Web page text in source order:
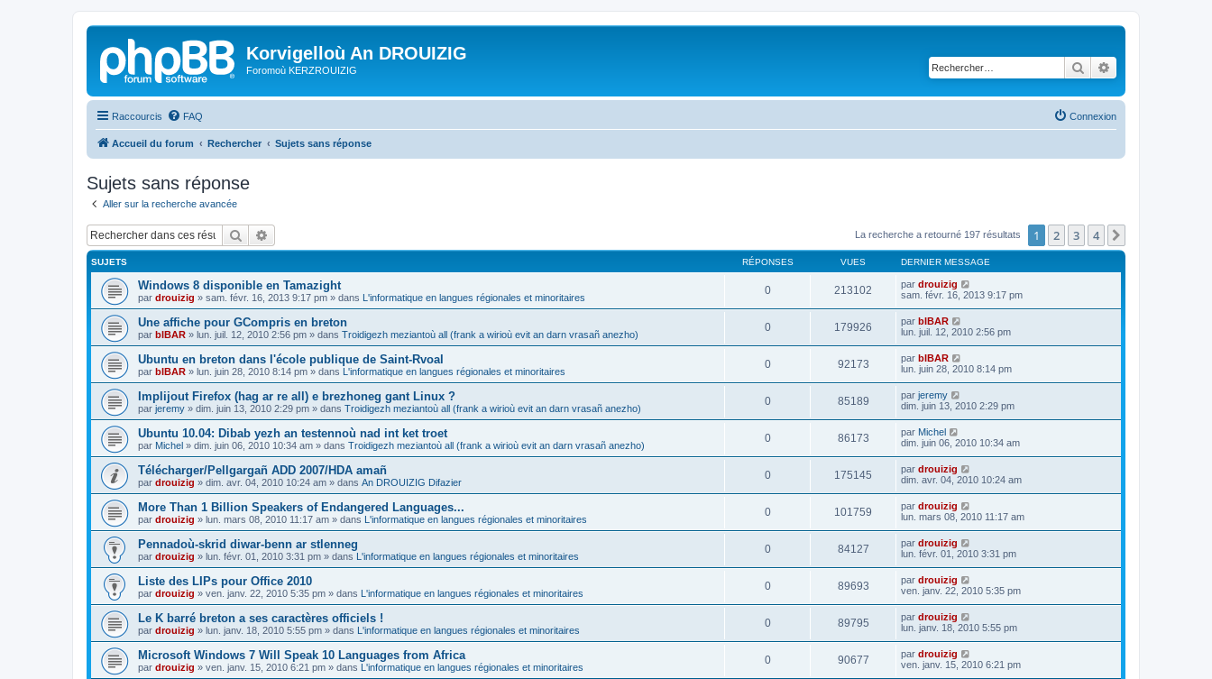
Korvigelloù An DROUIZIG
Foromoù KERZROUIZIG Rechercher
Raccourcis FAQ Connexion
Accueil du forum Rechercher Sujets sans réponse
Sujets sans réponse
Aller sur la recherche avancée
Rechercher La recherche a retourné 197 résultats 1 2 3 4
SUJETS RÉPONSES VUES DERNIER MESSAGE
Windows 8 disponible en Tamazight
par drouizig » sam. févr. 16, 2013 9:17 pm » dans L'informatique en langues régionales et minoritaires
0 213102 par drouizig
sam. févr. 16, 2013 9:17 pm
Une affiche pour GCompris en breton
par bIBAR » lun. juil. 12, 2010 2:56 pm » dans Troidigezh meziantoù all (frank a wirioù evit an darn vrasañ anezho)
0 179926 par bIBAR
lun. juil. 12, 2010 2:56 pm
Ubuntu en breton dans l'école publique de Saint-Rvoal
par bIBAR » lun. juin 28, 2010 8:14 pm » dans L'informatique en langues régionales et minoritaires
0 92173 par bIBAR
lun. juin 28, 2010 8:14 pm
Implijout Firefox (hag ar re all) e brezhoneg gant Linux ?
par jeremy » dim. juin 13, 2010 2:29 pm » dans Troidigezh meziantoù all (frank a wirioù evit an darn vrasañ anezho)
0 85189 par jeremy
dim. juin 13, 2010 2:29 pm
Ubuntu 10.04: Dibab yezh an testennoù nad int ket troet
par Michel » dim. juin 06, 2010 10:34 am » dans Troidigezh meziantoù all (frank a wirioù evit an darn vrasañ anezho)
0 86173 par Michel
dim. juin 06, 2010 10:34 am
Télécharger/Pellgargañ ADD 2007/HDA amañ
par drouizig » dim. avr. 04, 2010 10:24 am » dans An DROUIZIG Difazier
0 175145 par drouizig
dim. avr. 04, 2010 10:24 am
More Than 1 Billion Speakers of Endangered Languages...
par drouizig » lun. mars 08, 2010 11:17 am » dans L'informatique en langues régionales et minoritaires
0 101759 par drouizig
lun. mars 08, 2010 11:17 am
Pennadoù-skrid diwar-benn ar stlenneg
par drouizig » lun. févr. 01, 2010 3:31 pm » dans L'informatique en langues régionales et minoritaires
0 84127 par drouizig
lun. févr. 01, 2010 3:31 pm
Liste des LIPs pour Office 2010
par drouizig » ven. janv. 22, 2010 5:35 pm » dans L'informatique en langues régionales et minoritaires
0 89693 par drouizig
ven. janv. 22, 2010 5:35 pm
Le K barré breton a ses caractères officiels !
par drouizig » lun. janv. 18, 2010 5:55 pm » dans L'informatique en langues régionales et minoritaires
0 89795 par drouizig
lun. janv. 18, 2010 5:55 pm
Microsoft Windows 7 Will Speak 10 Languages from Africa
par drouizig » ven. janv. 15, 2010 6:21 pm » dans L'informatique en langues régionales et minoritaires
0 90677 par drouizig
ven. janv. 15, 2010 6:21 pm